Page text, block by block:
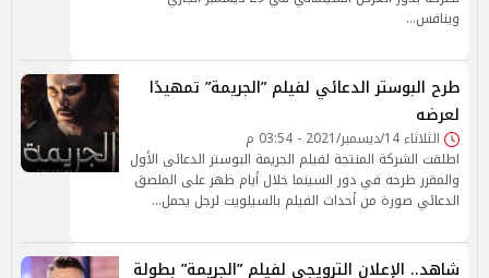
وينافس…
طرح البوستر الدعائي لفيلم ”الجريمة” تمهيدًا
لعرضه
الثلاثاء 14/ديسمبر/2021 - 03:54 م
اطلقت الشركة المنتجة لفيلم الجريمة البوستر الدعائى الأول
والمقرر طرحه في دور السينما خلال أيام ظهر على الملصق
الدعائي صورة من أحداث الفيلم بالسيلويت لرجل يحمل…
شاهد.. الإعلان الترويجي لفيلم ”الجريمة” بطولة